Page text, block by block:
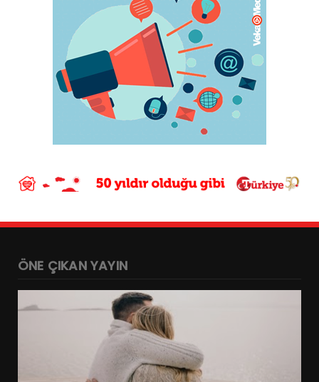
ÖNE ÇIKAN YAYIN